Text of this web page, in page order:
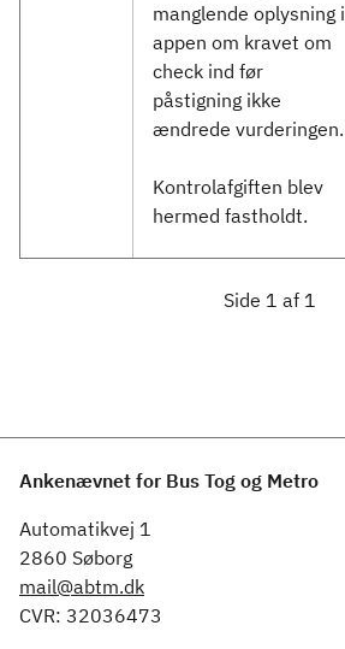
manglende oplysning i
appen om kravet om
check ind før
påstigning ikke
ændrede vurderingen.
Kontrolafgiften blev
hermed fastholdt.
Side 1 af 1
Ankenævnet for Bus Tog og Metro
Automatikvej 1
2860 Søborg
mail@abtm.dk
CVR: 32036473